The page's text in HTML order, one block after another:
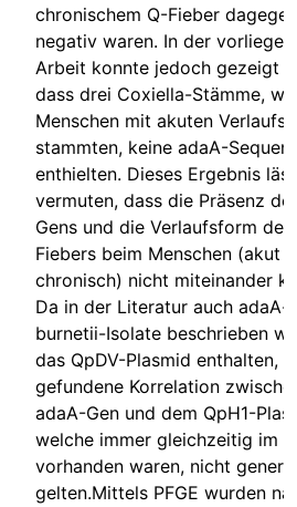
chronischem Q-Fieber
negativ waren. In der
Arbeit konnte jedoch gezeigt
dass drei Coxiella-Stämme,
Menschen mit akuten
stammten, keine adaA-
enthielten. Dieses Ergebnis
vermuten, dass die Präsenz
Gens und die Verlaufsform
Fiebers beim Menschen (akut
chronisch) nicht miteinander
Da in der Literatur auch adaA-
burnetii-Isolate beschrieben
das QpDV-Plasmid enthalten,
gefundene Korrelation
adaA-Gen und dem QpH1-
welche immer gleichzeitig im
vorhanden waren, nicht
gelten.Mittels PFGE wurden